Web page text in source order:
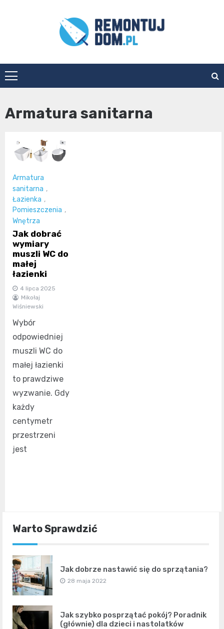
Remontuj
Dom
Armatura sanitarna
Armatura
sanitarna ,
Łazienka ,
Pomieszczenia ,
Wnętrza
Jak dobrać
wymiary
muszli WC do
małej
łazienki
4 lipca 2025
Mikołaj
Wiśniewski
Wybór
odpowiedniej
muszli WC do
małej łazienki
to prawdziwe
wyzwanie. Gdy
każdy
centymetr
przestrzeni
jest
Warto Sprawdzić
Jak dobrze nastawić się do sprzątania?
28 maja 2022
Jak szybko posprzątać pokój? Poradnik
(głównie) dla dzieci i nastolatków